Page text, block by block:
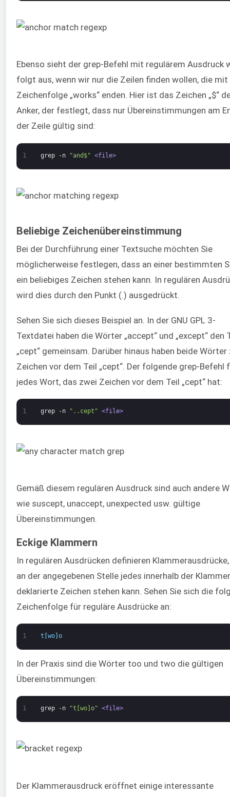
Ebenso sieht der grep-Befehl mit regulärem Ausdruck
folgt aus, wenn wir nur die Zeilen finden wollen, die mit
Zeichenfolge „works“ enden. Hier ist das Zeichen „$“
Anker, der festlegt, dass nur Übereinstimmungen am
der Zeile gültig sind:
1 grep -n "and$" <file>
Beliebige Zeichenübereinstimmung
Bei der Durchführung einer Textsuche möchten Sie
möglicherweise festlegen, dass an einer bestimmten
ein beliebiges Zeichen stehen kann. In regulären
wird dies durch den Punkt (.) ausgedrückt.
Sehen Sie sich dieses Beispiel an. In der GNU GPL 3-
Textdatei haben die Wörter „accept“ und „except“ den
„cept“ gemeinsam. Darüber hinaus haben beide Wörter
Zeichen vor dem Teil „cept“. Der folgende grep-Befehl
jedes Wort, das zwei Zeichen vor dem Teil „cept“ hat:
1 grep -n "..cept" <file>
Gemäß diesem regulären Ausdruck sind auch andere
wie suscept, unaccept, unexpected usw. gültige
Übereinstimmungen.
Eckige Klammern
In regulären Ausdrücken definieren
an der angegebenen Stelle jedes innerhalb der Klammer
deklarierte Zeichen stehen kann. Sehen Sie sich die
Zeichenfolge für reguläre Ausdrücke an:
1 t wo] o
In der Praxis sind die Wörter too und two die gültigen
Übereinstimmungen:
1 grep -n "t[wo]o" <file>
Der Klammerausdruck eröffnet einige interessante